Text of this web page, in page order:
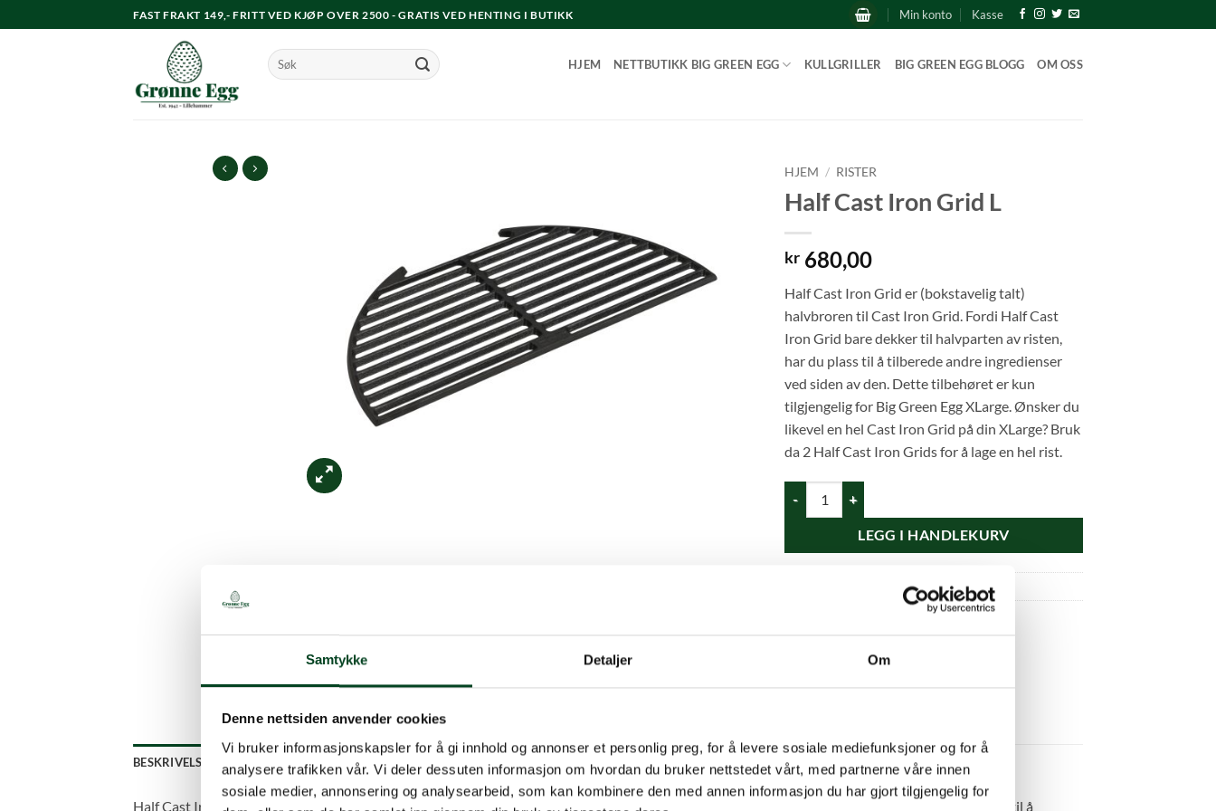
Samtykke Detaljer Om
Denne nettsiden anvender cookies
Vi bruker informasjonskapsler for å gi innhold og annonser et personlig preg, for å levere sosiale mediefunksjoner og for å
analysere trafikken vår. Vi deler dessuten informasjon om hvordan du bruker nettstedet vårt, med partnerne våre innen
sosiale medier, annonsering og analysearbeid, som kan kombinere den med annen informasjon du har gjort tilgjengelig for
to
FAST FRAKT 149,- FRITT VED KJØP OVER 2500 - GRATIS VED HENTING I BUTIKK Min konto Kasse
Søk
etter:
HJEM NETTBUTIKK BIG GREEN EGG KULLGRILLER BIG GREEN EGG BLOGG OM OSS
HJEM / RISTER
Half Cast Iron Grid L
kr 680,00
Half Cast Iron Grid er (bokstavelig talt)
halvbroren til Cast Iron Grid. Fordi Half Cast
Iron Grid bare dekker til halvparten av risten,
har du plass til å tilberede andre ingredienser
ved siden av den. Dette tilbehøret er kun
tilgjengelig for Big Green Egg XLarge. Ønsker du
likevel en hel Cast Iron Grid på din XLarge? Bruk
da 2 Half Cast Iron Grids for å lage en hel rist.
LEGG I HANDLEKURV
120786
BESKRIVELSE TILLEGGSINFORMASJON
Half Cast Iron Grid er (bokstavelig talt) halvbroren til Cast Iron Grid. Fordi Half Cast Iron Grid bare dekker til halvparten av risten, har du plass til å